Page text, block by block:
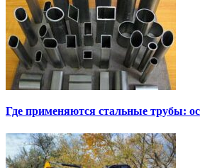
Где применяются стальные трубы: